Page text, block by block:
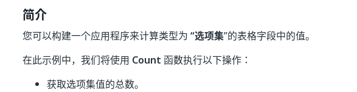
简介
您可以构建一个应用程序来计算类型为 “选项集”的表格字段中的值。
在此示例中，我们将使用 Count 函数执行以下操作：
获取选项集值的总数。